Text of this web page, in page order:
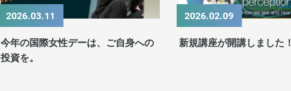
2026.03.11
今年の国際女性デーは、ご自身への
投資を。
2026.02.09
新規講座が開講しました！